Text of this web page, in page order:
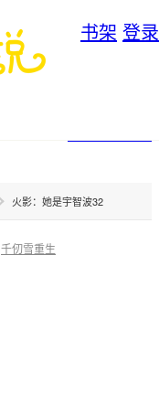
书架 登录
火影：她是宇智波32
千仞雪重生